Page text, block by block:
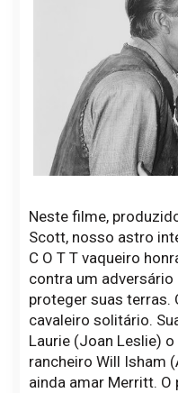
Neste filme,
Scott, nosso astro
C O T T vaqueiro
contra um
proteger suas terras.
cavaleiro solitário.
Laurie (Joan Leslie)
rancheiro Will Isham
ainda amar Merritt.